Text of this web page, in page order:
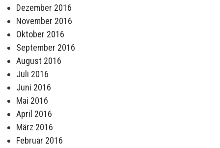
Dezember 2016
November 2016
Oktober 2016
September 2016
August 2016
Juli 2016
Juni 2016
Mai 2016
April 2016
März 2016
Februar 2016